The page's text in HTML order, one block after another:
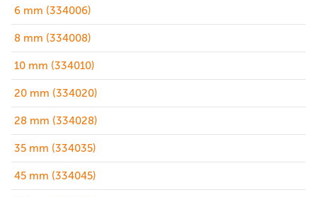
6 mm (334006)
8 mm (334008)
10 mm (334010)
20 mm (334020)
28 mm (334028)
35 mm (334035)
45 mm (334045)